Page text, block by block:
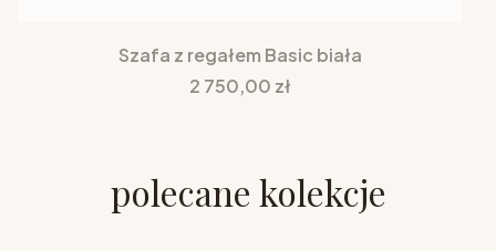
Szafa z regałem Basic biała
Cena
2 750,00 zł
polecane kolekcje